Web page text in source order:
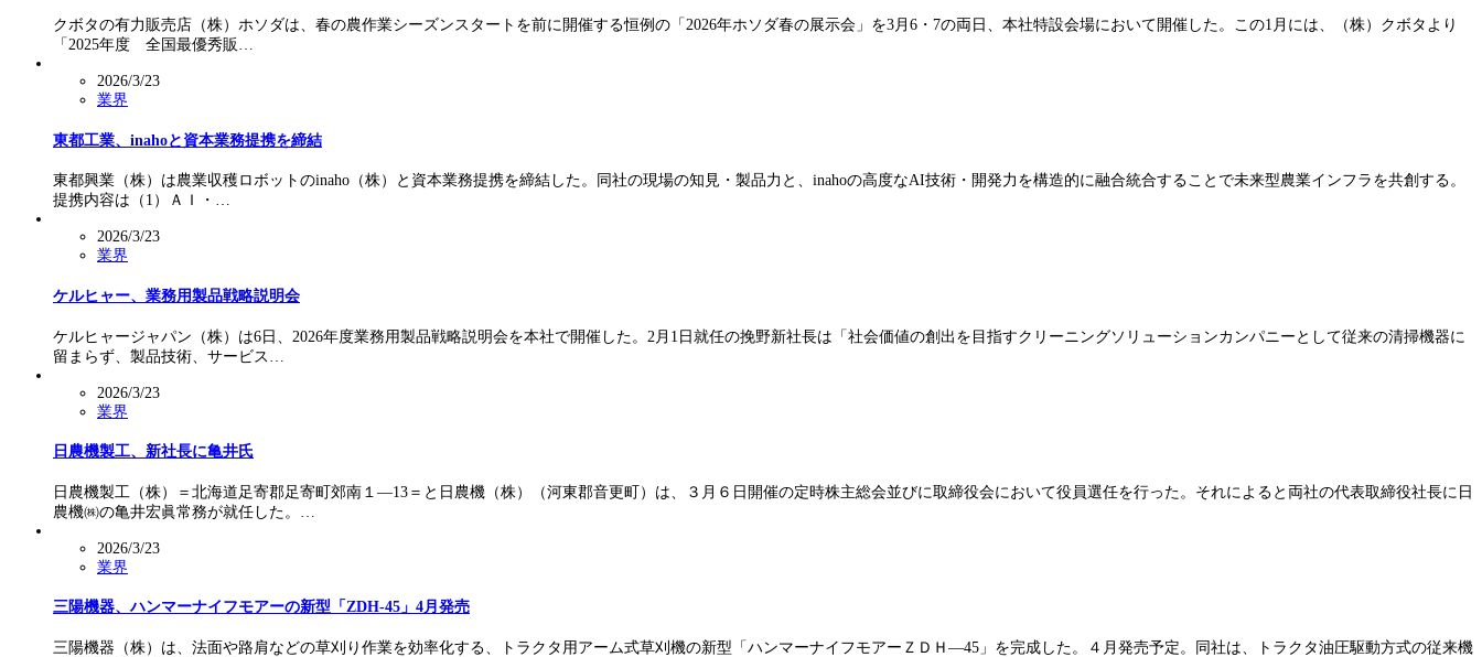
クボタの有力販売店（株）ホソダは、春の農作業シーズンスタートを前に開催する恒例の「2026年ホソダ春の展示会」を3月6・7の両日、本社特設会場において開催した。この1月には、（株）クボタより
「2025年度 全国最優秀販…
2026/3/23
業界
東都工業、inahoと資本業務提携を締結
東都興業（株）は農業収穫ロボットのinaho（株）と資本業務提携を締結した。同社の現場の知見・製品力と、inahoの高度なAI技術・開発力を構造的に融合統合することで未来型農業インフラを共創する。
提携内容は（1）ＡＩ・…
2026/3/23
業界
ケルヒャー、業務用製品戦略説明会
ケルヒャージャパン（株）は6日、2026年度業務用製品戦略説明会を本社で開催した。2月1日就任の挽野新社長は「社会価値の創出を目指すクリーニングソリューションカンパニーとして従来の清掃機器に
留まらず、製品技術、サービス…
2026/3/23
業界
日農機製工、新社長に亀井氏
日農機製工（株）＝北海道足寄郡足寄町郊南１―13＝と日農機（株）（河東郡音更町）は、３月６日開催の定時株主総会並びに取締役会において役員選任を行った。それによると両社の代表取締役社長に日
農機㈱の亀井宏眞常務が就任した。…
2026/3/23
業界
三陽機器、ハンマーナイフモアーの新型「ZDH-45」4月発売
三陽機器（株）は、法面や路肩などの草刈り作業を効率化する、トラクタ用アーム式草刈機の新型「ハンマーナイフモアーＺＤＨ―45」を完成した。４月発売予定。同社は、トラクタ油圧駆動方式の従来機